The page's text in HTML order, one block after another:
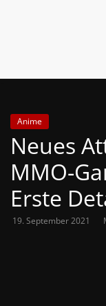
findest
die
aktuellsten
Anime-
News
aus
Japan
Deutschland
Anime
Neues
MMO-
Erste
19. September 2021